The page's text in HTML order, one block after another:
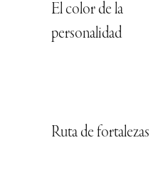
El color de la
personalidad
Ruta de fortalezas